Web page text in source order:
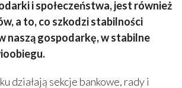
i społeczeństwa, jest również
a to, co szkodzi stabilności
naszą gospodarkę, w stabilne
działają sekcje bankowe, rady i